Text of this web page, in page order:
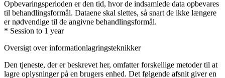
Opbevaringsperioden er den tid, hvor de indsamlede data opbevares
til behandlingsformål. Dataene skal slettes, så snart de ikke længere
er nødvendige til de angivne behandlingsformål.
* Session to 1 year
Oversigt over informationlagringsteknikker
Den tjeneste, der er beskrevet her, omfatter forskellige metoder til at
lagre oplysninger på en brugers enhed. Det følgende afsnit giver en